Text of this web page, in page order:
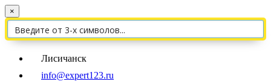
×
Лисичанск
info@expert123.ru